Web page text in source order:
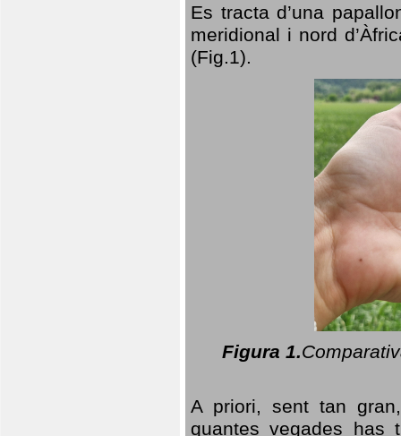
Es tracta d’una
meridional i nord
(Fig.1).
Figura 1.
A priori, sent tan
quantes vegades has